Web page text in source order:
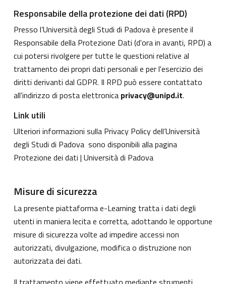
Responsabile della protezione dei dati (RPD)
Presso l’Università degli Studi di Padova è presente il
Responsabile della Protezione Dati (d'ora in avanti, RPD) a
cui potersi rivolgere per tutte le questioni relative al
trattamento dei propri dati personali e per l'esercizio dei
diritti derivanti dal GDPR. Il RPD può essere contattato
all'indirizzo di posta elettronica privacy@unipd.it.
Link utili
Ulteriori informazioni sulla Privacy Policy dell’Università
degli Studi di Padova sono disponibili alla pagina
Protezione dei dati | Università di Padova
Misure di sicurezza
La presente piattaforma e-Learning tratta i dati degli
utenti in maniera lecita e corretta, adottando le opportune
misure di sicurezza volte ad impedire accessi non
autorizzati, divulgazione, modifica o distruzione non
autorizzata dei dati.